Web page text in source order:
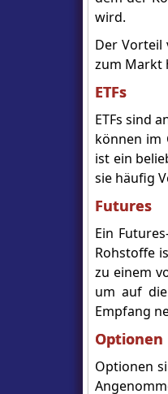
wird.
Der Vorteil
zum Markt
ETFs
ETFs sind
können im
ist ein
sie häufig
Futures
Ein
Rohstoffe
zu einem
um auf
Empfang
Optionen
Optionen